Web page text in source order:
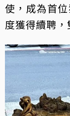
使，成為首
度獲得續聘